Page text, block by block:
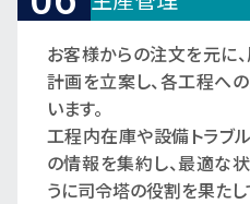
お客様からの注文を元に
計画を立案し、各工程へ
います。
工程内在庫や設備トラブ
の情報を集約し、最適な
うに司令塔の役割を果たし